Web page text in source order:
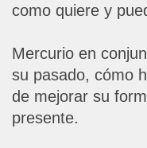
como quiere y
Mercurio en
su pasado, cómo
de mejorar su
presente.